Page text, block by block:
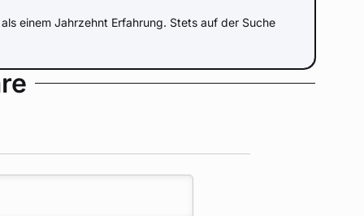
einem Jahrzehnt Erfahrung. Stets auf der Suche